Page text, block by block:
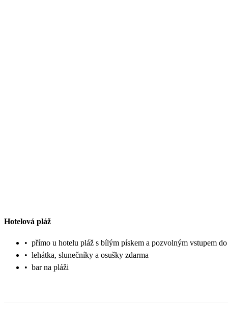
Hotelová pláž
• přímo u hotelu pláž s bílým pískem a pozvolným vstupem
• lehátka, slunečníky a osušky zdarma
• bar na pláži